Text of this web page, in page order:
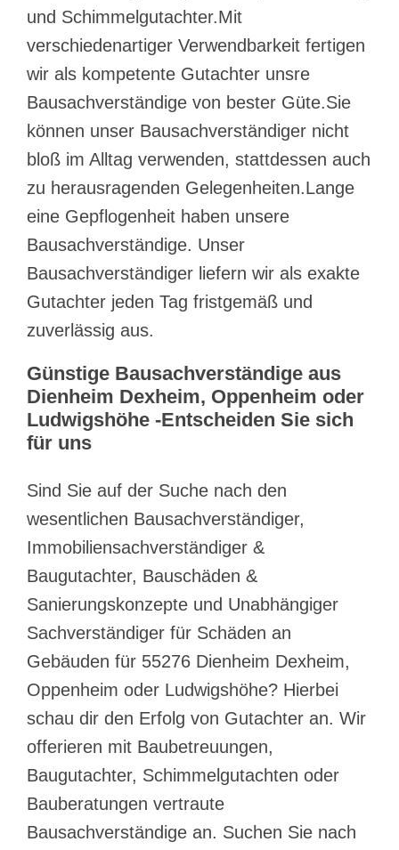
und Schimmelgutachter.Mit
verschiedenartiger Verwendbarkeit fertigen
wir als kompetente Gutachter unsre
Bausachverständige von bester Güte.Sie
können unser Bausachverständiger nicht
bloß im Alltag verwenden, stattdessen auch
zu herausragenden Gelegenheiten.Lange
eine Gepflogenheit haben unsere
Bausachverständige. Unser
Bausachverständiger liefern wir als exakte
Gutachter jeden Tag fristgemäß und
zuverlässig aus.
Günstige Bausachverständige aus
Dienheim Dexheim, Oppenheim oder
Ludwigshöhe -Entscheiden Sie sich
für uns
Sind Sie auf der Suche nach den
wesentlichen Bausachverständiger,
Immobiliensachverständiger &
Baugutachter, Bauschäden &
Sanierungskonzepte und Unabhängiger
Sachverständiger für Schäden an
Gebäuden für 55276 Dienheim Dexheim,
Oppenheim oder Ludwigshöhe? Hierbei
schau dir den Erfolg von Gutachter an. Wir
offerieren mit Baubetreuungen,
Baugutachter, Schimmelgutachten oder
Bauberatungen vertraute
Bausachverständige an. Suchen Sie nach